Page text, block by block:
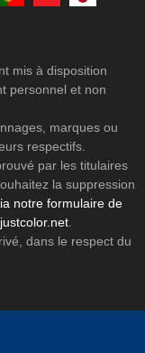
mis à disposition
personnel et non
marques ou
respectifs.
par les titulaires
la suppression
notre formulaire de
.
dans le respect du